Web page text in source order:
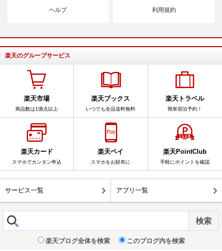
ヘルプ 利用規約
楽天のグループサービス
楽天市場
商品数は1億点以上
楽天ブックス
いつでも全品送料無料
楽天トラベル
簡単宿泊予約！
楽天カード
スマホでカンタン申込
楽天ペイ
スマホをお財布に
楽天PointClub
手軽にポイントを確認
サービス一覧 アプリ一覧
楽天ブログ全体を検索 このブログ内を検索